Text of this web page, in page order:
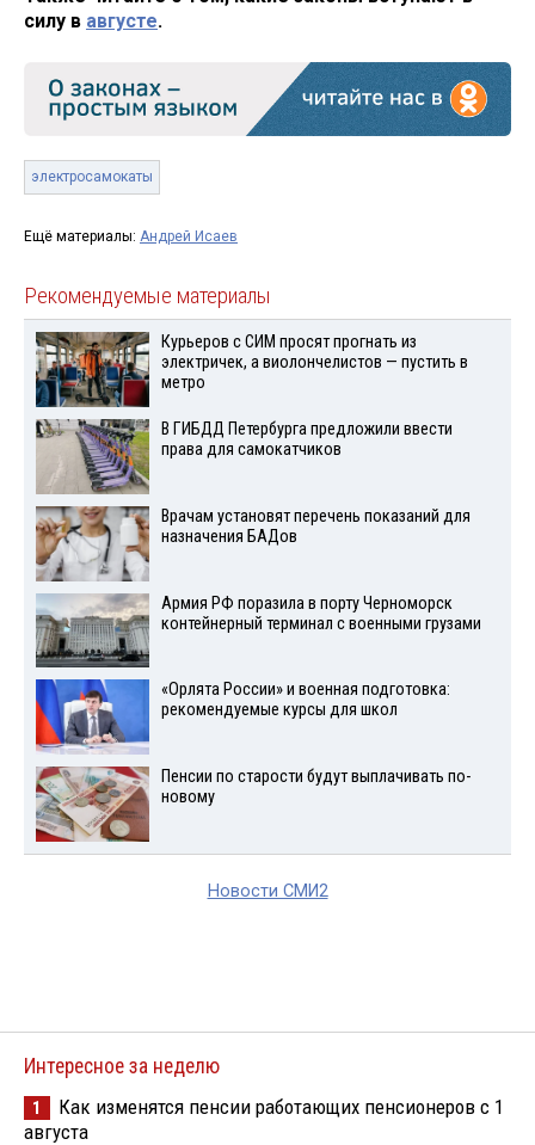
силу в августе.
электросамокаты
Ещё материалы: Андрей Исаев
Рекомендуемые материалы
Курьеров с СИМ просят прогнать из
электричек, а виолончелистов — пустить в
метро
В ГИБДД Петербурга предложили ввести
права для самокатчиков
Врачам установят перечень показаний для
назначения БАДов
Армия РФ поразила в порту Черноморск
контейнерный терминал с военными грузами
«Орлята России» и военная подготовка:
рекомендуемые курсы для школ
Пенсии по старости будут выплачивать по-
новому
Новости СМИ2
Интересное за неделю
1
Как изменятся пенсии работающих пенсионеров с 1
августа